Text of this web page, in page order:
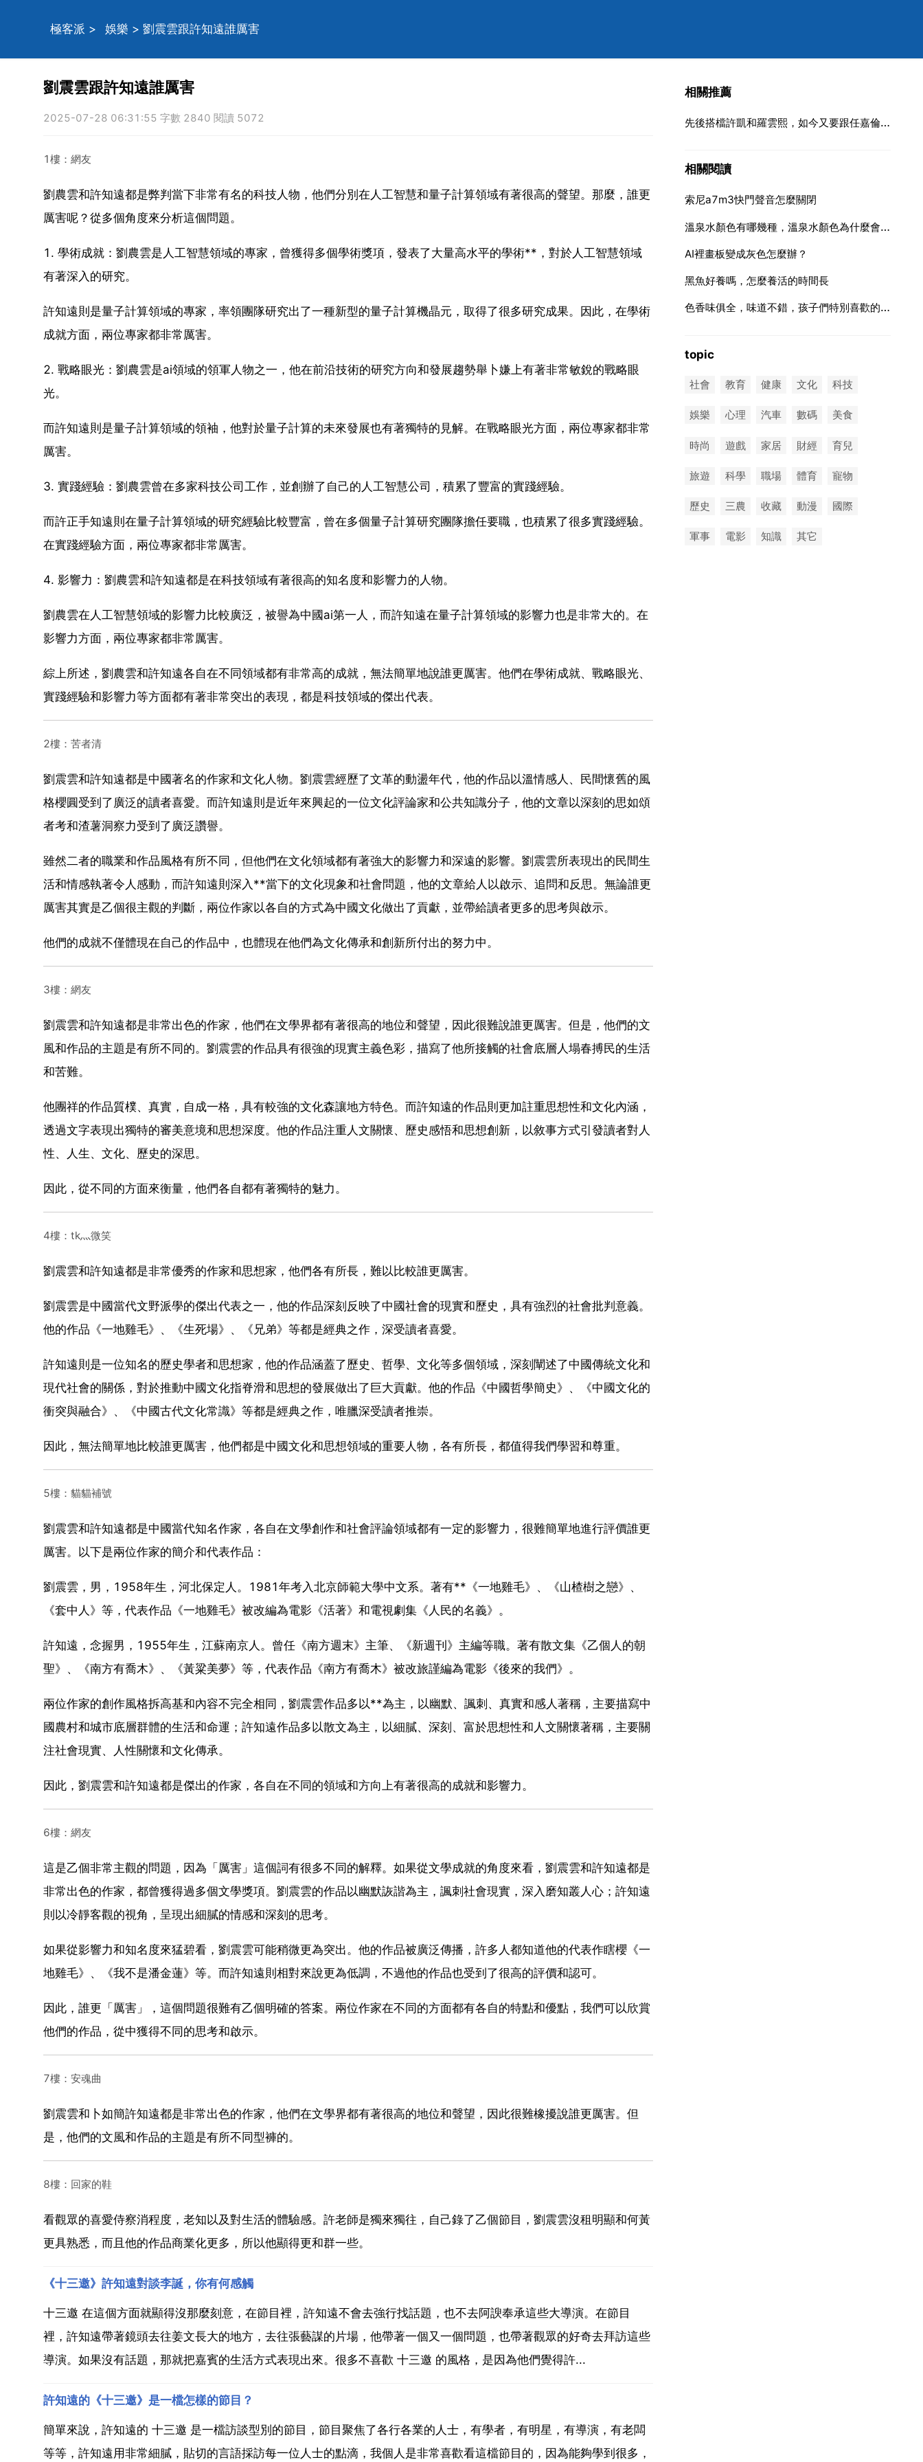
極客派 > 娛樂 > 劉震雲跟許知遠誰厲害
劉震雲跟許知遠誰厲害
2025-07-28 06:31:55 字數 2840 閱讀 5072
1樓：網友
劉農雲和許知遠都是弊判當下非常有名的科技人物，他們分別在人工智慧和量子計算領域有著很高的聲望。那麼，誰更
厲害呢？從多個角度來分析這個問題。
1. 學術成就：劉農雲是人工智慧領域的專家，曾獲得多個學術獎項，發表了大量高水平的學術**，對於人工智慧領域
有著深入的研究。
許知遠則是量子計算領域的專家，率領團隊研究出了一種新型的量子計算機晶元，取得了很多研究成果。因此，在學術
成就方面，兩位專家都非常厲害。
2. 戰略眼光：劉農雲是ai領域的領軍人物之一，他在前沿技術的研究方向和發展趨勢舉卜嫌上有著非常敏銳的戰略眼
光。
而許知遠則是量子計算領域的領袖，他對於量子計算的未來發展也有著獨特的見解。在戰略眼光方面，兩位專家都非常
厲害。
3. 實踐經驗：劉農雲曾在多家科技公司工作，並創辦了自己的人工智慧公司，積累了豐富的實踐經驗。
而許正手知遠則在量子計算領域的研究經驗比較豐富，曾在多個量子計算研究團隊擔任要職，也積累了很多實踐經驗。
在實踐經驗方面，兩位專家都非常厲害。
4. 影響力：劉農雲和許知遠都是在科技領域有著很高的知名度和影響力的人物。
劉農雲在人工智慧領域的影響力比較廣泛，被譽為中國ai第一人，而許知遠在量子計算領域的影響力也是非常大的。在
影響力方面，兩位專家都非常厲害。
綜上所述，劉農雲和許知遠各自在不同領域都有非常高的成就，無法簡單地說誰更厲害。他們在學術成就、戰略眼光、
實踐經驗和影響力等方面都有著非常突出的表現，都是科技領域的傑出代表。
2樓：苦者清
劉震雲和許知遠都是中國著名的作家和文化人物。劉震雲經歷了文革的動盪年代，他的作品以溫情感人、民間懷舊的風
格櫻圓受到了廣泛的讀者喜愛。而許知遠則是近年來興起的一位文化評論家和公共知識分子，他的文章以深刻的思如頌
者考和渣薯洞察力受到了廣泛讚譽。
雖然二者的職業和作品風格有所不同，但他們在文化領域都有著強大的影響力和深遠的影響。劉震雲所表現出的民間生
活和情感執著令人感動，而許知遠則深入**當下的文化現象和社會問題，他的文章給人以啟示、追問和反思。無論誰更
厲害其實是乙個很主觀的判斷，兩位作家以各自的方式為中國文化做出了貢獻，並帶給讀者更多的思考與啟示。
他們的成就不僅體現在自己的作品中，也體現在他們為文化傳承和創新所付出的努力中。
3樓：網友
劉震雲和許知遠都是非常出色的作家，他們在文學界都有著很高的地位和聲望，因此很難說誰更厲害。但是，他們的文
風和作品的主題是有所不同的。劉震雲的作品具有很強的現實主義色彩，描寫了他所接觸的社會底層人塌春搏民的生活
和苦難。
他團祥的作品質樸、真實，自成一格，具有較強的文化森讓地方特色。而許知遠的作品則更加註重思想性和文化內涵，
透過文字表現出獨特的審美意境和思想深度。他的作品注重人文關懷、歷史感悟和思想創新，以敘事方式引發讀者對人
性、人生、文化、歷史的深思。
因此，從不同的方面來衡量，他們各自都有著獨特的魅力。
4樓：tk灬微笑
劉震雲和許知遠都是非常優秀的作家和思想家，他們各有所長，難以比較誰更厲害。
劉震雲是中國當代文野派學的傑出代表之一，他的作品深刻反映了中國社會的現實和歷史，具有強烈的社會批判意義。
他的作品《一地雞毛》、《生死場》、《兄弟》等都是經典之作，深受讀者喜愛。
許知遠則是一位知名的歷史學者和思想家，他的作品涵蓋了歷史、哲學、文化等多個領域，深刻闡述了中國傳統文化和
現代社會的關係，對於推動中國文化指脊滑和思想的發展做出了巨大貢獻。他的作品《中國哲學簡史》、《中國文化的
衝突與融合》、《中國古代文化常識》等都是經典之作，唯臘深受讀者推崇。
因此，無法簡單地比較誰更厲害，他們都是中國文化和思想領域的重要人物，各有所長，都值得我們學習和尊重。
5樓：貓貓補號
劉震雲和許知遠都是中國當代知名作家，各自在文學創作和社會評論領域都有一定的影響力，很難簡單地進行評價誰更
厲害。以下是兩位作家的簡介和代表作品：
劉震雲，男，1958年生，河北保定人。1981年考入北京師範大學中文系。著有**《一地雞毛》、《山楂樹之戀》、
《套中人》等，代表作品《一地雞毛》被改編為電影《活著》和電視劇集《人民的名義》。
許知遠，念握男，1955年生，江蘇南京人。曾任《南方週末》主筆、《新週刊》主編等職。著有散文集《乙個人的朝
聖》、《南方有喬木》、《黃粱美夢》等，代表作品《南方有喬木》被改旅謹編為電影《後來的我們》。
兩位作家的創作風格拆高基和內容不完全相同，劉震雲作品多以**為主，以幽默、諷刺、真實和感人著稱，主要描寫中
國農村和城市底層群體的生活和命運；許知遠作品多以散文為主，以細膩、深刻、富於思想性和人文關懷著稱，主要關
注社會現實、人性關懷和文化傳承。
因此，劉震雲和許知遠都是傑出的作家，各自在不同的領域和方向上有著很高的成就和影響力。
6樓：網友
這是乙個非常主觀的問題，因為「厲害」這個詞有很多不同的解釋。如果從文學成就的角度來看，劉震雲和許知遠都是
非常出色的作家，都曾獲得過多個文學獎項。劉震雲的作品以幽默詼諧為主，諷刺社會現實，深入磨知叢人心；許知遠
則以冷靜客觀的視角，呈現出細膩的情感和深刻的思考。
如果從影響力和知名度來猛碧看，劉震雲可能稍微更為突出。他的作品被廣泛傳播，許多人都知道他的代表作瞎櫻《一
地雞毛》、《我不是潘金蓮》等。而許知遠則相對來說更為低調，不過他的作品也受到了很高的評價和認可。
因此，誰更「厲害」，這個問題很難有乙個明確的答案。兩位作家在不同的方面都有各自的特點和優點，我們可以欣賞
他們的作品，從中獲得不同的思考和啟示。
7樓：安魂曲
劉震雲和卜如簡許知遠都是非常出色的作家，他們在文學界都有著很高的地位和聲望，因此很難橡擾說誰更厲害。但
是，他們的文風和作品的主題是有所不同型褲的。
8樓：回家的鞋
看觀眾的喜愛侍察消程度，老知以及對生活的體驗感。許老師是獨來獨往，自己錄了乙個節目，劉震雲沒租明顯和何黃
更具熟悉，而且他的作品商業化更多，所以他顯得更和群一些。
《十三邀》許知遠對談李誕，你有何感觸
十三邀 在這個方面就顯得沒那麼刻意，在節目裡，許知遠不會去強行找話題，也不去阿諛奉承這些大導演。在節目
裡，許知遠帶著鏡頭去往姜文長大的地方，去往張藝謀的片場，他帶著一個又一個問題，也帶著觀眾的好奇去拜訪這些
導演。如果沒有話題，那就把嘉賓的生活方式表現出來。很多不喜歡 十三邀 的風格，是因為他們覺得許...
許知遠的《十三邀》是一檔怎樣的節目？
簡單來說，許知遠的 十三邀 是一檔訪談型別的節目，節目聚焦了各行各業的人士，有學者，有明星，有導演，有老闆
等等，許知遠用非常細膩，貼切的言語採訪每一位人士的點滴，我個人是非常喜歡看這檔節目的，因為能夠學到很多，
相關推薦
先後搭檔許凱和羅雲熙，如今又要跟任嘉倫組CP，白鹿到底有多火呢？
相關閱讀
索尼a7m3快門聲音怎麼關閉
溫泉水顏色有哪幾種，溫泉水顏色為什麼會不同？
AI裡畫板變成灰色怎麼辦？
黑魚好養嗎，怎麼養活的時間長
色香味俱全，味道不錯，孩子們特別喜歡的家常菜有哪些？
topic
社會 教育 健康 文化 科技
娛樂 心理 汽車 數碼 美食
時尚 遊戲 家居 財經 育兒
旅遊 科學 職場 體育 寵物
歷史 三農 收藏 動漫 國際
軍事 電影 知識 其它